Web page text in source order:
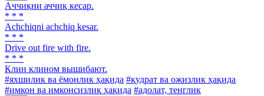
Аччиқни аччиқ кесар.
* * *
Achchiqni achchiq kesar.
* * *
Drive out fire with fire.
* * *
Клин клином вышибают.
#яхшилик ва ёмонлик ҳақида #қудрат ва ожизлик ҳақида
#имкон ва имконсизлик ҳақида #адолат, тенглик